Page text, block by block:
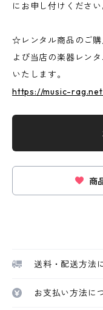
にお申し付けください
☆レンタル商品のご購
よび当店の楽器レン
いたします。
https://music-
商
送料・配送方法
お支払い方法に